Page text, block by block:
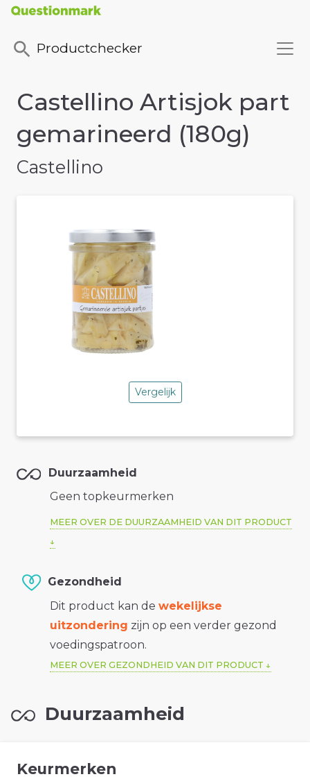
Productchecker
Castellino Artisjok part
gemarineerd (180g)
Castellino
Vergelijk
Duurzaamheid
Geen topkeurmerken
MEER OVER DE DUURZAAMHEID VAN DIT PRODUCT
Gezondheid
Dit product kan de wekelijkse
uitzondering zijn op een verder gezond
voedingspatroon.
MEER OVER GEZONDHEID VAN DIT PRODUCT
Duurzaamheid
Keurmerken